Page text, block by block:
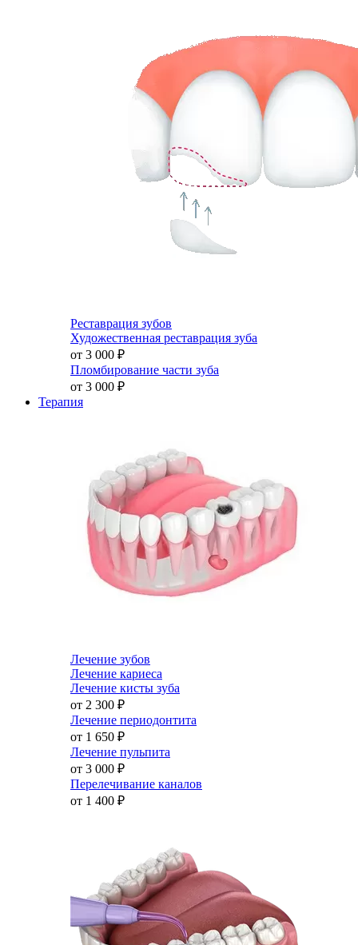
Реставрация зубов
Художественная реставрация зуба
от 3 000 ₽
Пломбирование части зуба
от 3 000 ₽
Терапия
Лечение зубов
Лечение кариеса
Лечение кисты зуба
от 2 300 ₽
Лечение периодонтита
от 1 650 ₽
Лечение пульпита
от 3 000 ₽
Перелечивание каналов
от 1 400 ₽